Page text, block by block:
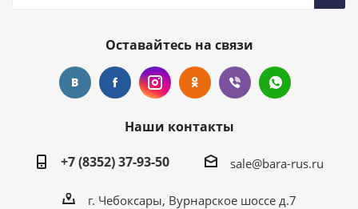
Оставайтесь на связи
Наши контакты
+7 (8352) 37-93-50
sale@bara-rus.ru
г. Чебоксары, Вурнарское шоссе д.7